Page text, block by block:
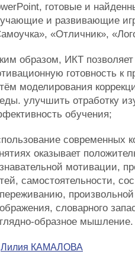
готовые и
и развивающие
«Отличник»,
образом, ИКТ
готовность к
моделирования
улучшить отработку
обучения;
современных
оказывает
мотивации,
самостоятельности,
словарного
образное мышление.
Лилия КАМАЛОВА